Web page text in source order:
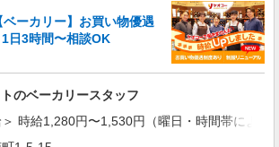
ーカリー】お買い物優遇
日3時間〜相談OK
のベーカリースタッフ
＞ 時給1,280円〜1,530円（曜日・時間帯によ